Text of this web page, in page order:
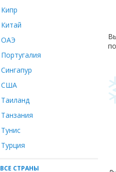
Кипр
Китай
ОАЭ
Португалия
Сингапур
США
Таиланд
Танзания
Тунис
Турция
ВСЕ СТРАНЫ